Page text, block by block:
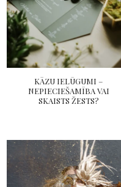
KĀZU IELŪGUMI –
NEPIECIEŠAMĪBA VAI
SKAISTS ŽESTS?